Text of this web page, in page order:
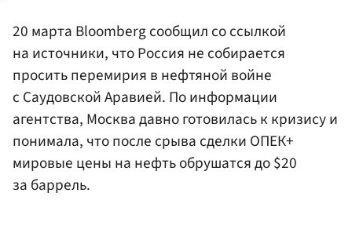
20 марта Bloomberg сообщил со ссылкой
на источники, что Россия не собирается
просить перемирия в нефтяной войне
с Саудовской Аравией. По информации
агентства, Москва давно готовилась к кризису и
понимала, что после срыва сделки ОПЕК+
мировые цены на нефть обрушатся до $20
за баррель.